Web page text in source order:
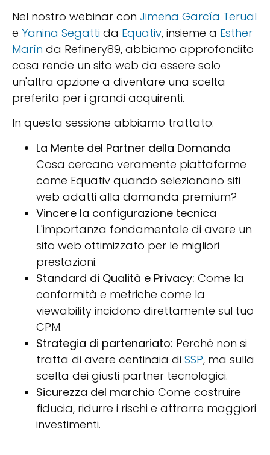
Nel nostro webinar con Jimena García Terual
e Yanina Segatti da Equativ, insieme a Esther
Marín da Refinery89, abbiamo approfondito
cosa rende un sito web da essere solo
un'altra opzione a diventare una scelta
preferita per i grandi acquirenti.
In questa sessione abbiamo trattato:
La Mente del Partner della Domanda
Cosa cercano veramente piattaforme
come Equativ quando selezionano siti
web adatti alla domanda premium?
Vincere la configurazione tecnica
L'importanza fondamentale di avere un
sito web ottimizzato per le migliori
prestazioni.
Standard di Qualità e Privacy: Come la
conformità e metriche come la
viewability incidono direttamente sul tuo
CPM.
Strategia di partenariato: Perché non si
tratta di avere centinaia di SSP, ma sulla
scelta dei giusti partner tecnologici.
Sicurezza del marchio Come costruire
fiducia, ridurre i rischi e attrarre maggiori
investimenti.